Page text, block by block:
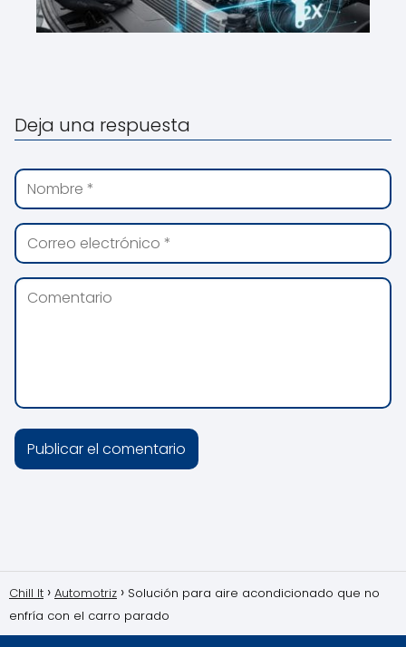
Deja una respuesta
Chill It Automotriz
Solución para aire acondicionado que no
enfría con el carro parado